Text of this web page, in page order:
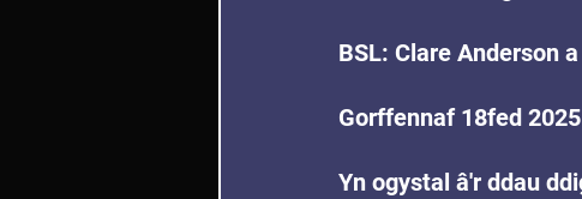
BSL: Clare Anderson
Gorffennaf 18fed
Yn ogystal â'r ddau